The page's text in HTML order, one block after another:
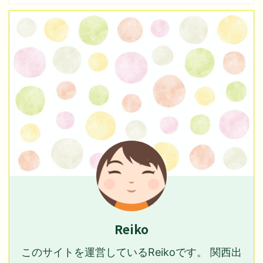
Reiko
このサイトを運営しているReikoです。 関西出